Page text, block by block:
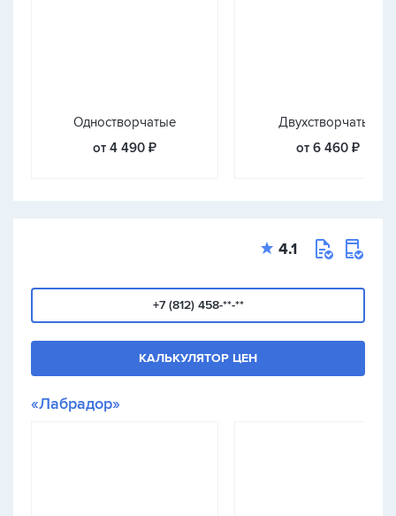
Одностворчатые
от 4 490 ₽
Двухстворчатые
от 6 460 ₽
4.1
+7 (812) 458-**-**
КАЛЬКУЛЯТОР ЦЕН
«Лабрадор»